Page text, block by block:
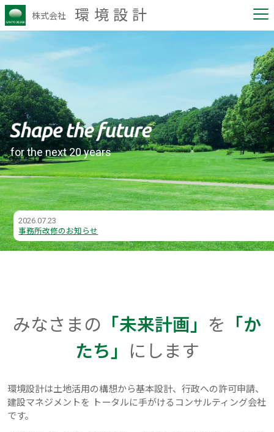
株式会社 環境設計
for the next 20 years
2026.07.23
事務所改修のお知らせ
みなさまの 「未来計画」 を
「か
たち」
にします
環境設計は土地活用の構想から基本設計、行政への許可申請、
建設マネジメントを
トータルに手がけるコンサルティング会社
です。